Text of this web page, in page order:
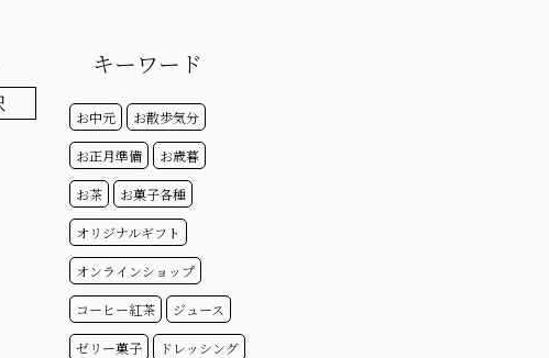
キーワード
お中元 お散歩気分
お正月準備 お歳暮
お茶 お菓子各種
オリジナルギフト
オンラインショップ
コーヒー紅茶 ジュース
ゼリー菓子 ドレッシング